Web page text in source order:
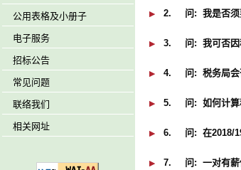
公用表格及小册子
电子服务
招标公告
常见问题
联络我们
相关网址
2. 问: 我是否须
3. 问: 我可否
4. 问: 税务局
5. 问: 如何计
6. 问: 在2018/
7. 问: 一对有